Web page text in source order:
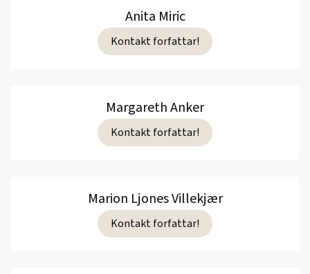
Anita Miric
Kontakt forfattar!
Margareth Anker
Kontakt forfattar!
Marion Ljones Villekjær
Kontakt forfattar!